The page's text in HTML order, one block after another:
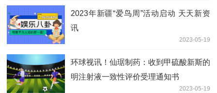
2023年新疆“爱鸟周”活动启动 天天新资
讯
2023-05-19
环球视讯！仙琚制药：收到甲硫酸新斯的
明注射液一致性评价受理通知书
2023-05-19